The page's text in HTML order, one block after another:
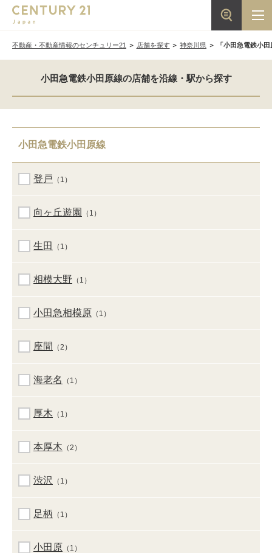
不動産・不動産情報のセンチュリー21 店舗を探す 神奈川県 「小田急電鉄小
小田急電鉄小田原線の店舗を沿線・駅から探す
小田急電鉄小田原線
登戸 （1）
向ヶ丘遊園 （1）
生田 （1）
相模大野 （1）
小田急相模原 （1）
座間 （2）
海老名 （1）
厚木 （1）
本厚木 （2）
渋沢 （1）
足柄 （1）
小田原 （1）